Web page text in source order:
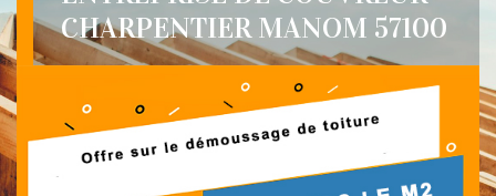
CHARPENTIER MANOM 57100